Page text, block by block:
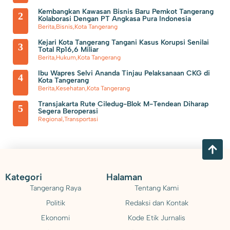
Barang Bukti
2
Kembangkan Kawasan Bisnis Baru Pemkot Tangerang
Kolaborasi Dengan PT Angkasa Pura Indonesia
Berita,Bisnis,Kota Tangerang
3
Kejari Kota Tangerang Tangani Kasus Korupsi Senilai
Total Rp16,6 Miliar
Berita,Hukum,Kota Tangerang
4
Ibu Wapres Selvi Ananda Tinjau Pelaksanaan CKG di
Kota Tangerang
Berita,Kesehatan,Kota Tangerang
5
Transjakarta Rute Ciledug-Blok M-Tendean Diharap
Segera Beroperasi
Regional,Transportasi
Kategori
Tangerang Raya
Politik
Ekonomi
Halaman
Tentang Kami
Redaksi dan Kontak
Kode Etik Jurnalis